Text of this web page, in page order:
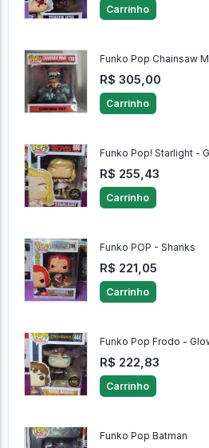
Carrinho
Funko Pop Chainsaw
R$ 305,00
Carrinho
Funko Pop! Starlight -
R$ 255,43
Carrinho
Funko POP - Shanks
R$ 221,05
Carrinho
Funko Pop Frodo -
R$ 222,83
Carrinho
Funko Pop Batman